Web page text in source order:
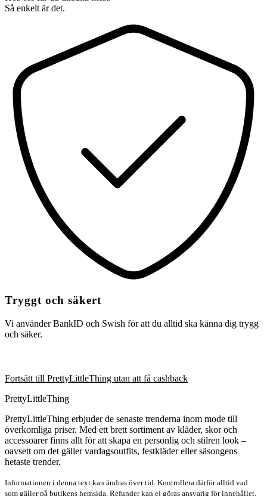
Så enkelt är det.
Tryggt och säkert
Vi använder BankID och Swish för att du alltid ska känna dig trygg
och säker.
Fortsätt till PrettyLittleThing utan att få cashback
PrettyLittleThing
PrettyLittleThing erbjuder de senaste trenderna inom mode till
överkomliga priser. Med ett brett sortiment av kläder, skor och
accessoarer finns allt för att skapa en personlig och stilren look –
oavsett om det gäller vardagsoutfits, festkläder eller säsongens
hetaste trender.
Informationen i denna text kan ändras över tid. Kontrollera därför alltid vad
som gäller på butikens hemsida. Refunder kan ej göras ansvarig för innehållet.